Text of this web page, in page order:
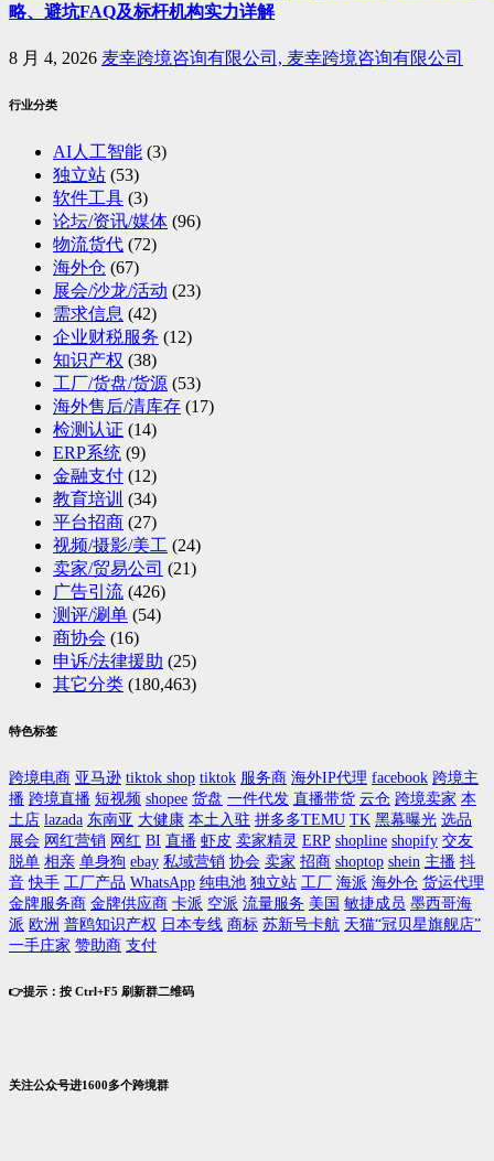
略、避坑FAQ及标杆机构实力详解
8 月 4, 2026 麦幸跨境咨询有限公司, 麦幸跨境咨询有限公司
行业分类
AI人工智能 (3)
独立站 (53)
软件工具 (3)
论坛/资讯/媒体 (96)
物流货代 (72)
海外仓 (67)
展会/沙龙/活动 (23)
需求信息 (42)
企业财税服务 (12)
知识产权 (38)
工厂/货盘/货源 (53)
海外售后/清库存 (17)
检测认证 (14)
ERP系统 (9)
金融支付 (12)
教育培训 (34)
平台招商 (27)
视频/摄影/美工 (24)
卖家/贸易公司 (21)
广告引流 (426)
测评/涮单 (54)
商协会 (16)
申诉/法律援助 (25)
其它分类 (180,463)
特色标签
跨境电商 亚马逊 tiktok shop tiktok 服务商 海外IP代理 facebook 跨境主
播 跨境直播 短视频 shopee 货盘 一件代发 直播带货 云仓 跨境卖家 本
土店 lazada 东南亚 大健康 本土入驻 拼多多TEMU TK 黑幕曝光 选品
展会 网红营销 网红 BI 直播 虾皮 卖家精灵 ERP shopline shopify 交友
脱单 相亲 单身狗 ebay 私域营销 协会 卖家 招商 shoptop shein 主播 抖
音 快手 工厂产品 WhatsApp 纯电池 独立站 工厂 海派 海外仓 货运代理
金牌服务商 金牌供应商 卡派 空派 流量服务 美国 敏捷成员 墨西哥海
派 欧洲 普鸥知识产权 日本专线 商标 苏新号卡航 天猫“冠贝星旗舰店”
一手庄家 赞助商 支付
👉提示：按 Ctrl+F5 刷新群二维码
关注公众号进1600多个跨境群